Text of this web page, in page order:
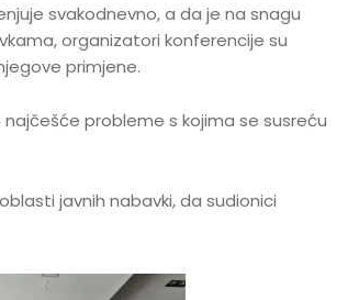
svakodnevno, a da je na snagu
organizatori konferencije su
primjene.
probleme s kojima se susreću
javnih nabavki, da sudionici